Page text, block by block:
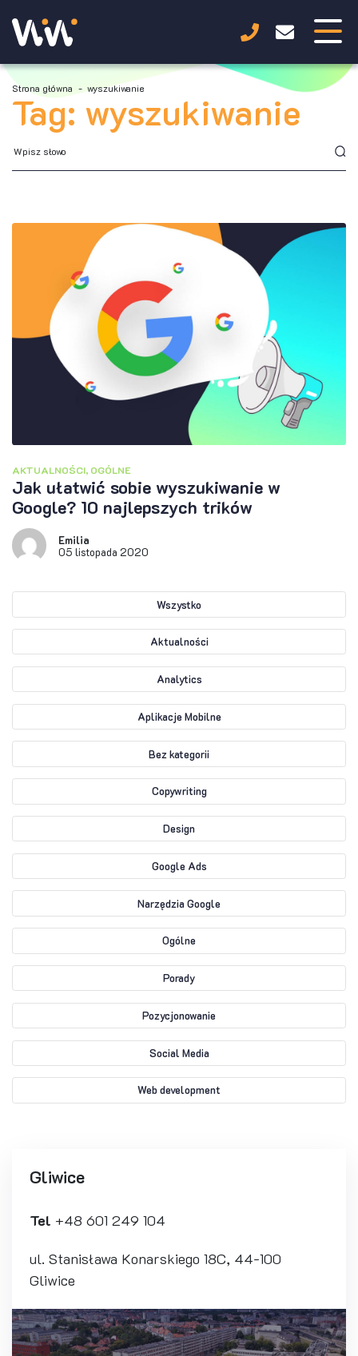
Strona główna - wyszukiwanie
Tag: wyszukiwanie
AKTUALNOŚCI, OGÓLNE
Jak ułatwić sobie wyszukiwanie w
Google? 10 najlepszych trików
Emilia
05 listopada 2020
Wszystko
Aktualności
Analytics
Aplikacje Mobilne
Bez kategorii
Copywriting
Design
Google Ads
Narzędzia Google
Ogólne
Porady
Pozycjonowanie
Social Media
Web development
Gliwice
Tel +48 601 249 104
ul. Stanisława Konarskiego 18C, 44-100
Gliwice